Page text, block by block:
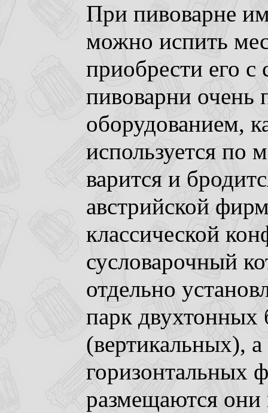
При пивоварне
можно испить
приобрести его
пивоварни очень
оборудованием,
используется по
варится и
австрийской
классической
сусловарочный
отдельно
парк двухтонных
(вертикальных),
горизонтальных
размещаются они